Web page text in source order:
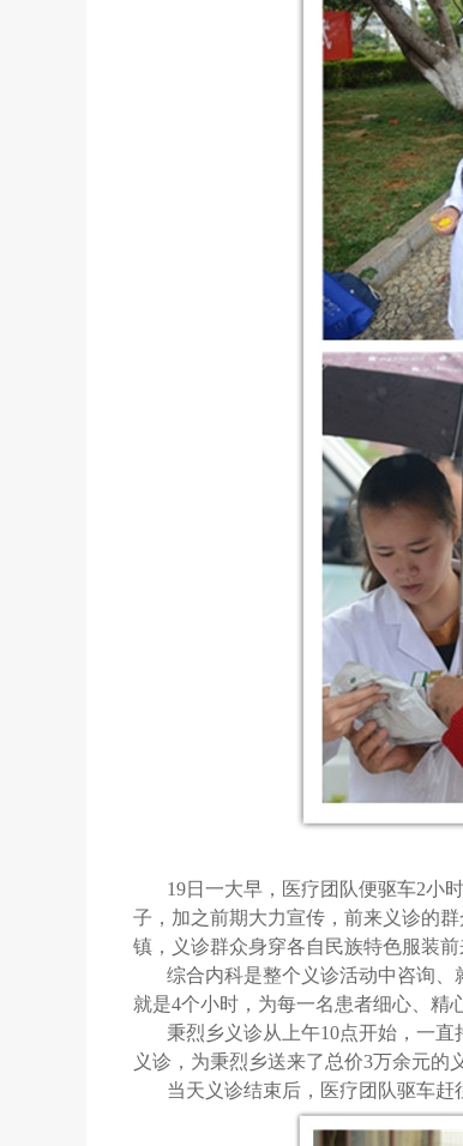
19日一大早，医疗团队便驱车2小
子，加之前期大力宣传，前来义诊的
镇，义诊群众身穿各自民族特色服装
综合内科是整个义诊活动中咨询
就是4个小时，为每一名患者细心、精
秉烈乡义诊从上午10点开始，一
义诊，为秉烈乡送来了总价3万余元的
当天义诊结束后，医疗团队驱车